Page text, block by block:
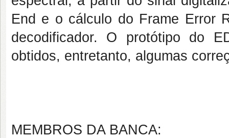
End e o cálculo do Frame Error
decodificador. O protótipo do
obtidos, entretanto, algumas
MEMBROS DA BANCA: